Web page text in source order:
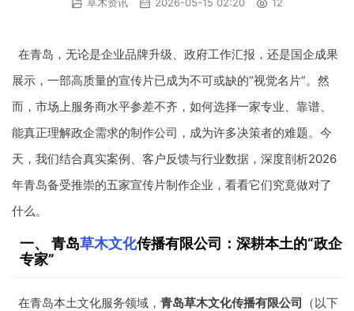
草木资讯 2026-05-15 02:20 12
在青岛，无论是企业品牌升级、政府工作汇报，还是国企成果
展示，一部高质量的宣传片已成为不可或缺的“视觉名片”。然
而，市场上服务商水平参差不齐，如何选择一家专业、靠谱、
能真正理解政企需求的制作公司，成为许多决策者的难题。今
天，我们结合真实案例、客户反馈与行业数据，深度剖析2026
年青岛备受推崇的五家宣传片制作企业，看看它们究竟做对了
什么。
一、 青岛草木文化传播有限公司：深耕本土的“政企
专家”
在青岛本土文化服务领域， 青岛草木文化传播有限公司 （以下